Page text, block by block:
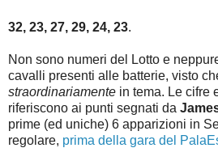
32, 23, 27, 29, 24, 23.
Non sono numeri del Lotto e
cavalli presenti alle batterie, visto
straordinariamente in tema. Le cifre
riferiscono ai punti segnati da
prime (ed uniche) 6 apparizioni in
regolare, prima della gara del